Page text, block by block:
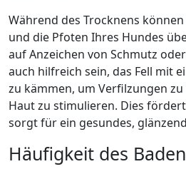
Während des Trocknens
und die Pfoten Ihres Hundes
auf Anzeichen von Schmutz
auch hilfreich sein, das Fell mit
zu kämmen, um Verfilzungen
Haut zu stimulieren. Dies
sorgt für ein gesundes,
Häufigkeit des